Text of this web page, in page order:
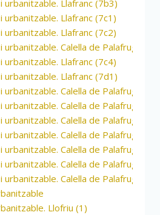
urbanitzable. Llafranc (7b3)
urbanitzable. Llafranc (7c1)
urbanitzable. Llafranc (7c2)
urbanitzable. Calella de Palafrugell /
urbanitzable. Llafranc (7c4)
urbanitzable. Llafranc (7d1)
urbanitzable. Calella de Palafrugell
urbanitzable. Calella de Palafrugell
urbanitzable. Calella de Palafrugell
urbanitzable. Calella de Palafrugell
urbanitzable. Calella de Palafrugell
urbanitzable. Calella de Palafrugell
urbanitzable. Calella de Palafrugell /
Llofriu (1)